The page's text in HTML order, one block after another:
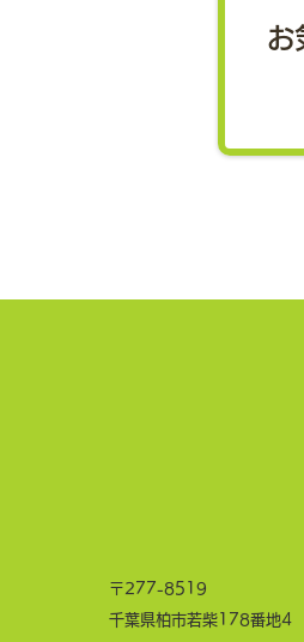
を議
理構
ム（
り様
お
〒277-8519
千葉県柏市若柴178番地4